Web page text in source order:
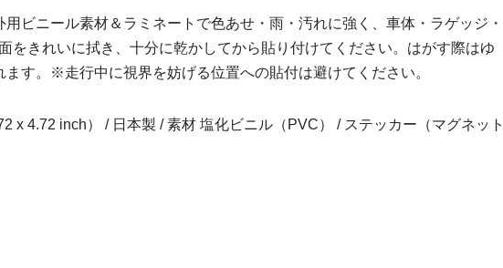
ビニール素材＆ラミネートで色あせ・雨・汚れに強く、車体・ラゲッジ・
をきれいに拭き、十分に乾かしてから貼り付けてください。はがす際はゆ
す。※走行中に視界を妨げる位置への貼付は避けてください。
x 4.72 inch） / 日本製 / 素材 塩化ビニル（PVC） / ステッカー（マグネット